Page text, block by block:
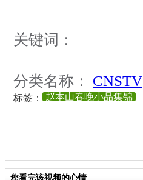
关键词：
分类名称： CNSTV
标签： 赵本山春晚小品集锦
您看完该视频的心情